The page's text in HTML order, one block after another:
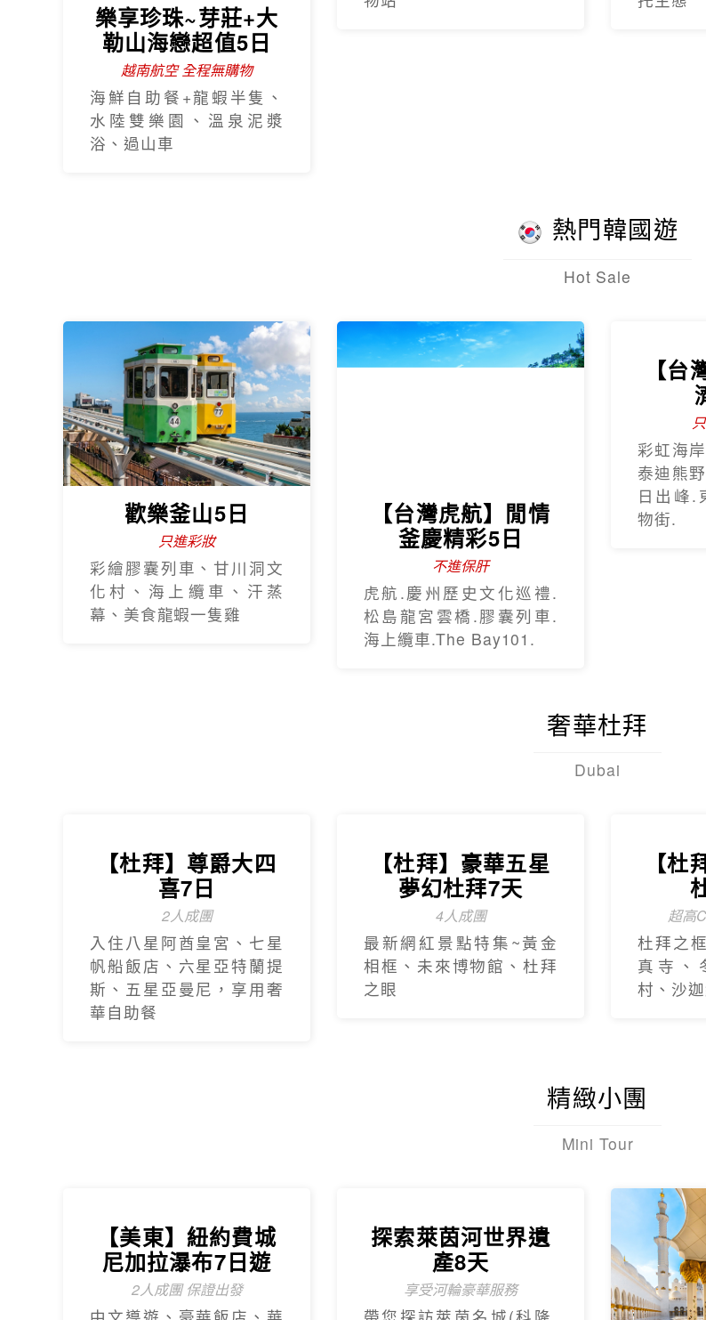
樂享珍珠~芽莊+大
勒山海戀超值5日
越南航空 全程無購物
海鮮自助餐+龍蝦半隻、
水陸雙樂園、溫泉泥漿
浴、過山車
沙壩秘境~雲端纜車
越南
熱門韓國遊
Hot Sale
歡樂釜山5日
只進彩妝
彩繪膠囊列車、甘川洞文
化村、海上纜車、汗蒸
幕、美食龍蝦一隻雞
【台灣虎航】閒情
釜慶精彩5日
不進保肝
虎航.慶州歷史文化巡禮.
松島龍宮雲橋.膠囊列車.
海上纜車.The Bay101.
【
彩虹海
泰迪熊
日出峰.
物街.
奢華杜拜
Dubai
【杜拜】尊爵大四
喜7日
2人成團
入住八星阿酋皇宮、七星
帆船飯店、六星亞特蘭提
斯、五星亞曼尼，享用奢
華自助餐
【杜拜】豪華五星
夢幻杜拜7天
4人成團
最新網紅景點特集~黃金
相框、未來博物館、杜拜
之眼
【
超高
杜拜之
真寺、
村、沙
精緻小團
Mini Tour
【美東】紐約費城
尼加拉瀑布7日遊
2人成團 保證出發
探索萊茵河世界遺
產8天
享受河輪豪華服務